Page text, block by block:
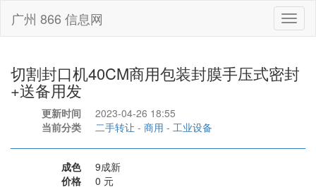
广州 866 信息网
切割封口机40CM商用包装封膜手压式密封
+送备用发
更新时间
2023-04-26 18:55
当前分类
二手转让 - 商用 - 工业设备
成色
9成新
价格
0 元